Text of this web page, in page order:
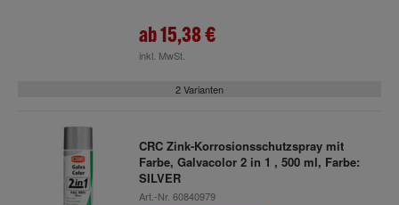
ab15,38 €
inkl. MwSt.
2 Varianten
CRC Zink-Korrosionsschutzspray mit
Farbe, Galvacolor 2 in 1 , 500 ml, Farbe:
SILVER
Art.-Nr. 60840979